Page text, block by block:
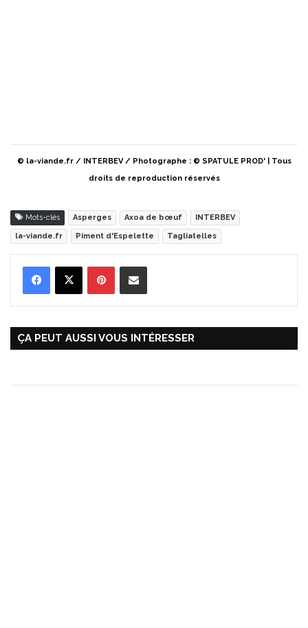
© la-viande.fr / INTERBEV / Photographe : © SPATULE PROD' | Tous
droits de reproduction réservés
Mots-clés Asperges Axoa de bœuf INTERBEV
la-viande.fr Piment d'Espelette Tagliatelles
ÇA PEUT AUSSI VOUS INTÉRESSER